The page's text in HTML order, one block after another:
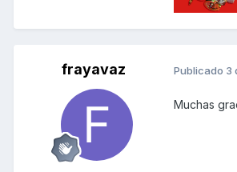
frayavaz Publicado 3
Muchas